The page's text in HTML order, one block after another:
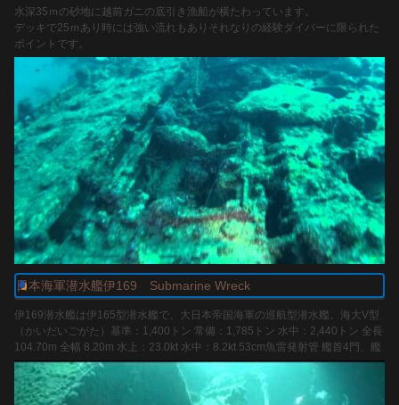
Rare 16mm film footage of life onboard the USS Salisbury Sound in January
1951 and June 1966. See the website at www.salisburysound.com.The video
was Produce...
www.youtube.com
水深35ｍの砂地に越前ガニの底引き漁船が横たわっています。
デッキで25ｍあり時には強い流れもありそれなりの経験ダイバーに限られた
ポイントです。
オリンパスＴＧ3 フィッシュアイハウジング ドームコンバージョンレンズ
http://olympus-imaging.jp/product/compact/tg3/index.html
http://www.fisheye-jp.com/products/compact/na_tg3.html
使用サービス ダイバーズハマトミ
http://www.hamatomi.jp/
参加資格は原則
経験本数50DIV以上でアドバンズ資格有される方
日本海軍潜水艦伊169 Submarine Wreck
伊169潜水艦は伊165型潜水艦で、大日本帝国海軍の巡航型潜水艦。海大V型
（かいだいごがた）基準：1,400トン 常備：1,785トン 水中：2,440トン 全長
104.70m 全幅 8.20m 水上：23.0kt 水中：8.2kt 53cm魚雷発射管 艦首4門、艦
尾2門